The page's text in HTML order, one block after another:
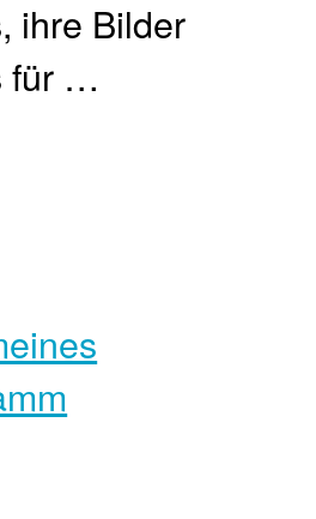
ihre Bilder
für …